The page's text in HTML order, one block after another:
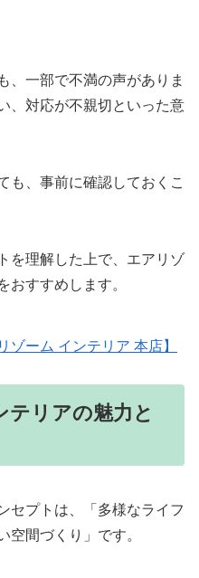
、一部で不満の声がありま
、対応が不親切といった意
も、事前に確認しておくこ
を理解した上で、エアリゾ
おすすめします。
ーム インテリア 本店】
テリアの魅力と
セプトは、「多様なライフ
空間づくり」です。